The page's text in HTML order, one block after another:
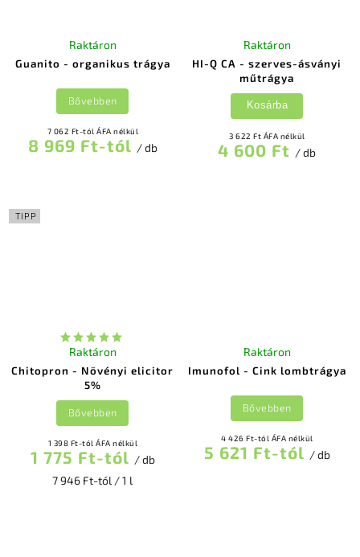
Guanito - organikus trágya
Raktáron
7 062 Ft-tól ÁFA nélkül
8 969 Ft-tól / db
Bővebben
HI-Q CA - szerves-ásványi
műtrágya
Raktáron
3 622 Ft ÁFA nélkül
4 600 Ft / db
Kosárba
TIPP
Chitopron - Növényi elicitor
5%
Raktáron
1 398 Ft-tól ÁFA nélkül
1 775 Ft-tól / db
7 946 Ft-tól / 1 l
Bővebben
Imunofol - Cink lombtrágya
Raktáron
4 426 Ft-tól ÁFA nélkül
5 621 Ft-tól / db
Bővebben